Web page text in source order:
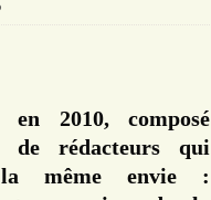
en 2010, composé
de rédacteurs qui
même envie :